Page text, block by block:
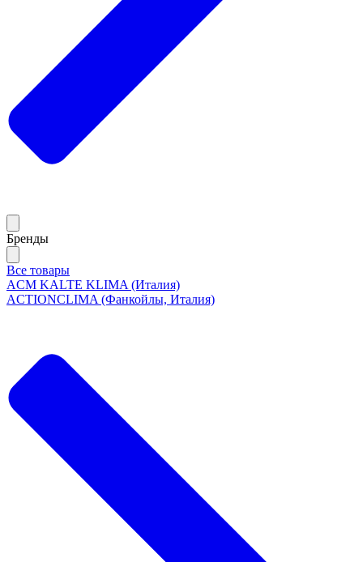
Бренды
Все товары
ACM KALTE KLIMA (Италия)
ACTIONCLIMA (Фанкойлы, Италия)